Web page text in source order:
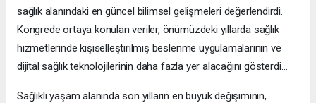
sağlık alanındaki en güncel bilimsel gelişmeleri değerlendirdi.
Kongrede ortaya konulan veriler, önümüzdeki yıllarda sağlık
hizmetlerinde kişiselleştirilmiş beslenme uygulamalarının ve
dijital sağlık teknolojilerinin daha fazla yer alacağını gösterdi…
Sağlıklı yaşam alanında son yılların en büyük değişiminin,